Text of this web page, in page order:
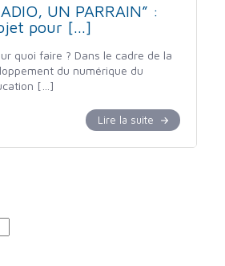
UN PARRAIN” :
pour [...]
quoi faire ? Dans le cadre de la
du numérique du
[…]
Lire la suite